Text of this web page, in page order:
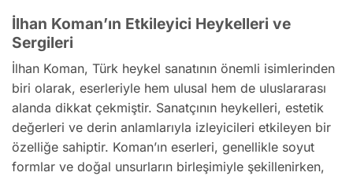
İlhan Koman’ın Etkileyici Heykelleri ve
Sergileri
İlhan Koman, Türk heykel sanatının önemli isimlerinden
biri olarak, eserleriyle hem ulusal hem de uluslararası
alanda dikkat çekmiştir. Sanatçının heykelleri, estetik
değerleri ve derin anlamlarıyla izleyicileri etkileyen bir
özelliğe sahiptir. Koman’ın eserleri, genellikle soyut
formlar ve doğal unsurların birleşimiyle şekillenirken,